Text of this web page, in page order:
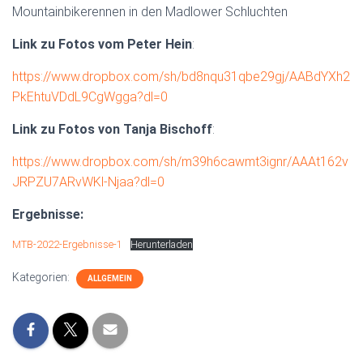
Mountainbikerennen in den Madlower Schluchten
Link zu Fotos vom Peter Hein:
https://www.dropbox.com/sh/bd8nqu31qbe29gj/AABdYXh2
PkEhtuVDdL9CgWgga?dl=0
Link zu Fotos von Tanja Bischoff:
https://www.dropbox.com/sh/m39h6cawmt3ignr/AAAt162v
JRPZU7ARvWKl-Njaa?dl=0
Ergebnisse:
MTB-2022-Ergebnisse-1 Herunterladen
Kategorien: ALLGEMEIN